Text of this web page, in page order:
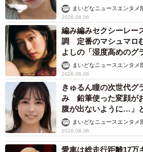
まいどなニュースエンタメ
2026.08.06
編み編みセクシーレー
調 定番のマシュマロ
よしの「湿度高めのグ
まいどなニュースエンタメ
2026.08.06
きゅるん瞳の次世代グ
み 鉛筆使った変顔が
腹が出ないように…」
まいどなニュースエンタメ
2026.08.06
愛車は総走行距離17万